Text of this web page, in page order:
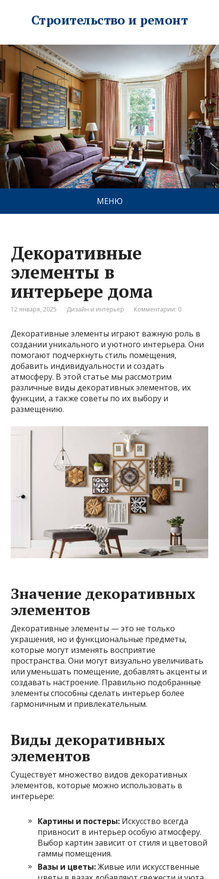
Строительство и ремонт
МЕНЮ
Декоративные
элементы в
интерьере дома
12 января, 2025 Дизайн и интерьер Комментарии: 0
Декоративные элементы играют важную роль в
создании уникального и уютного интерьера. Они
помогают подчеркнуть стиль помещения,
добавить индивидуальности и создать
атмосферу. В этой статье мы рассмотрим
различные виды декоративных элементов, их
функции, а также советы по их выбору и
размещению.
Значение декоративных
элементов
Декоративные элементы — это не только
украшения, но и функциональные предметы,
которые могут изменять восприятие
пространства. Они могут визуально увеличивать
или уменьшать помещение, добавлять акценты и
создавать настроение. Правильно подобранные
элементы способны сделать интерьер более
гармоничным и привлекательным.
Виды декоративных
элементов
Существует множество видов декоративных
элементов, которые можно использовать в
интерьере:
Картины и постеры: Искусство всегда
привносит в интерьер особую атмосферу.
Выбор картин зависит от стиля и цветовой
гаммы помещения.
Вазы и цветы:Живые или искусственные